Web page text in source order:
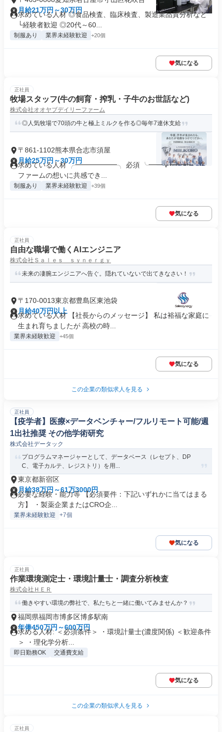
月給21万円～30万円
求めている人材 ◎食品検査、臨床検査、製造業品質分析など
└経験者歓迎 ◎20代～60...
制服あり 業界未経験歓迎 +20個
気になる
正社員
牧場スタッフ(牛の飼育・搾乳・子牛のお世話など)
株式会社オオヤブデイリーファーム
◎人気牧場で70頭の牛と極上ミルクを作る◎毎年7連休支給
〒861-1102熊本県合志市須屋
月給25万円～30万円
求めている人材 ╭━━━━━━╮ 必須 ╰━━ｖ━━━╯ ・
ファームの想いに共感でき...
制服あり 業界未経験歓迎 +39個
気になる
正社員
自由な職場で働くAIエンジニア
株式会社Ｓａｌｅｓ ｓｙｎｅｒｇｙ
未来の凄腕エンジニアへ告ぐ。隠れていないで出てきなさい！
〒170-0013東京都豊島区東池袋
月給40万円以上
求めている人材 【社長からのメッセージ】 私は裕福な家庭に
生まれ育ちましたが 高校の時...
業界未経験歓迎 +45個
気になる
この企業の類似求人を見る
正社員
【疫学者】医療×データベンチャー/フルリモート可能/週
1出社推奨 その他学術研究
株式会社データック
プログラムマネージャーとして、データベース（レセプト、DP
C、電子カルテ、レジストリ）を用...
東京都新宿区
月給38万円～61万3000円
必要な経験・能力等 【必須要件：下記いずれかに当てはまる
方】 ・製薬企業またはCRO企...
業界未経験歓迎 +7個
気になる
正社員
作業環境測定士・環境計量士・調査分析検査
株式会社ＨＥＲ
働きやすい環境の弊社で、私たちと一緒に働いてみませんか？
福岡県福岡市博多区博多駅南
年俸450万円～600万円
求める人材: ＜必須条件＞ ・環境計量士(濃度関係) ＜歓迎条件
＞ ・理化学分析...
即日勤務OK 交通費支給
気になる
この企業の類似求人を見る
正社員